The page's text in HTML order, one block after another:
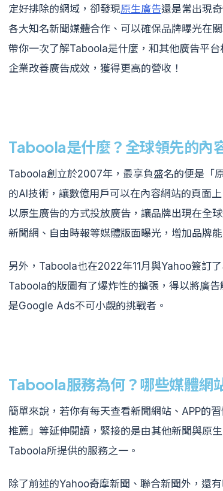
定好排除的網域，卻發現原生廣告還是常出現
各大知名新聞媒體合作、可以確保品牌曝光在
帶你一次了解Taboola是什麼，和其他廣告平
企業改善廣告成效，獲得更高的營收！
Taboola是什麼？全球領先的內
Taboola創立於2007年，最享負盛名的便是「
的AI技術，讓數億用戶可以在內容網站的頁面
以原生廣告的方式投放廣告，讓品牌出現在全
新聞網、自由時報等媒體版面曝光，增加品牌
另外，Taboola也在2022年11月與Yahoo簽訂
Taboola的版圖有了爆炸性的擴張，得以將廣
是Google Ads不可小覷的挑戰者。
Taboola服務為何？哪些媒體網
簡單來說，若你有每天查看新聞網站、APP的
推薦」等延伸閱讀，緊接的是由其他新聞與原
Taboola所提供的服務之一。
除了前述的Yahoo奇摩新聞、聯合新聞外，還